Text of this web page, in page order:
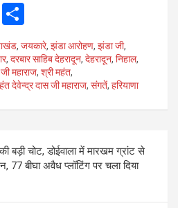
T
h
ar
e
, जयकारे, झंडा आरोहण, झंडा जी,
, दरबार साहिब देहरादून, देहरादून, निहाल,
महाराज, श्री महंत,
देवेन्द्र दास जी महाराज, संगतें, हरियाणा
बड़ी चोट, डोईवाला में मारखम ग्रांट से
77 बीघा अवैध प्लॉटिंग पर चला दिया